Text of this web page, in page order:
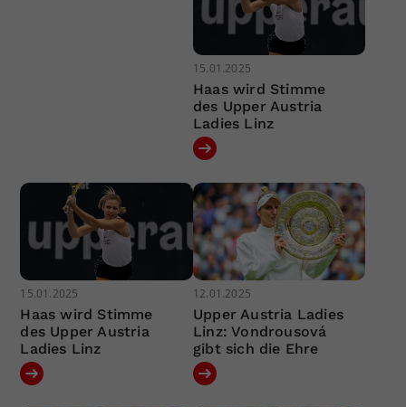
15.01.2025
Haas wird Stimme
des Upper Austria
Ladies Linz
15.01.2025
Haas wird Stimme
des Upper Austria
Ladies Linz
12.01.2025
Upper Austria Ladies
Linz: Vondrousová
gibt sich die Ehre